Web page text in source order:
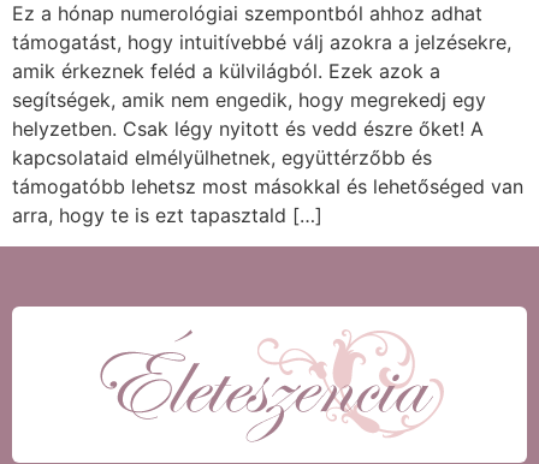
Ez a hónap numerológiai szempontból ahhoz adhat
támogatást, hogy intuitívebbé válj azokra a jelzésekre,
amik érkeznek feléd a külvilágból. Ezek azok a
segítségek, amik nem engedik, hogy megrekedj egy
helyzetben. Csak légy nyitott és vedd észre őket! A
kapcsolataid elmélyülhetnek, együttérzőbb és
támogatóbb lehetsz most másokkal és lehetőséged van
arra, hogy te is ezt tapasztald […]